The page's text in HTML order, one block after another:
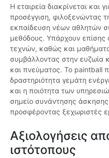
Η εταιρεία διακρίνεται και
προσέγγιση, φιλοξενώντας
εκπαίδευση νέων αθλητών
μεθόδους. Υπάρχουν επίσης
τεχνών, καθώς και
συμβάλλοντας στην ευζωία
και πνεύματος. Το paintball
δραστηριότητα γεμάτη
και η ποιότητα των
σημείο συνάντησης
προσφέροντας ξεχωριστές
Αξιολογήσεις
ιστότοπους